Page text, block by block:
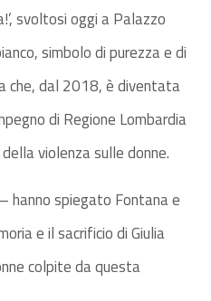
svoltosi oggi a Palazzo
simbolo di purezza e di
che, dal 2018, è diventata
di Regione Lombardia
violenza sulle donne.
hanno spiegato Fontana e
e il sacrificio di Giulia
colpite da questa